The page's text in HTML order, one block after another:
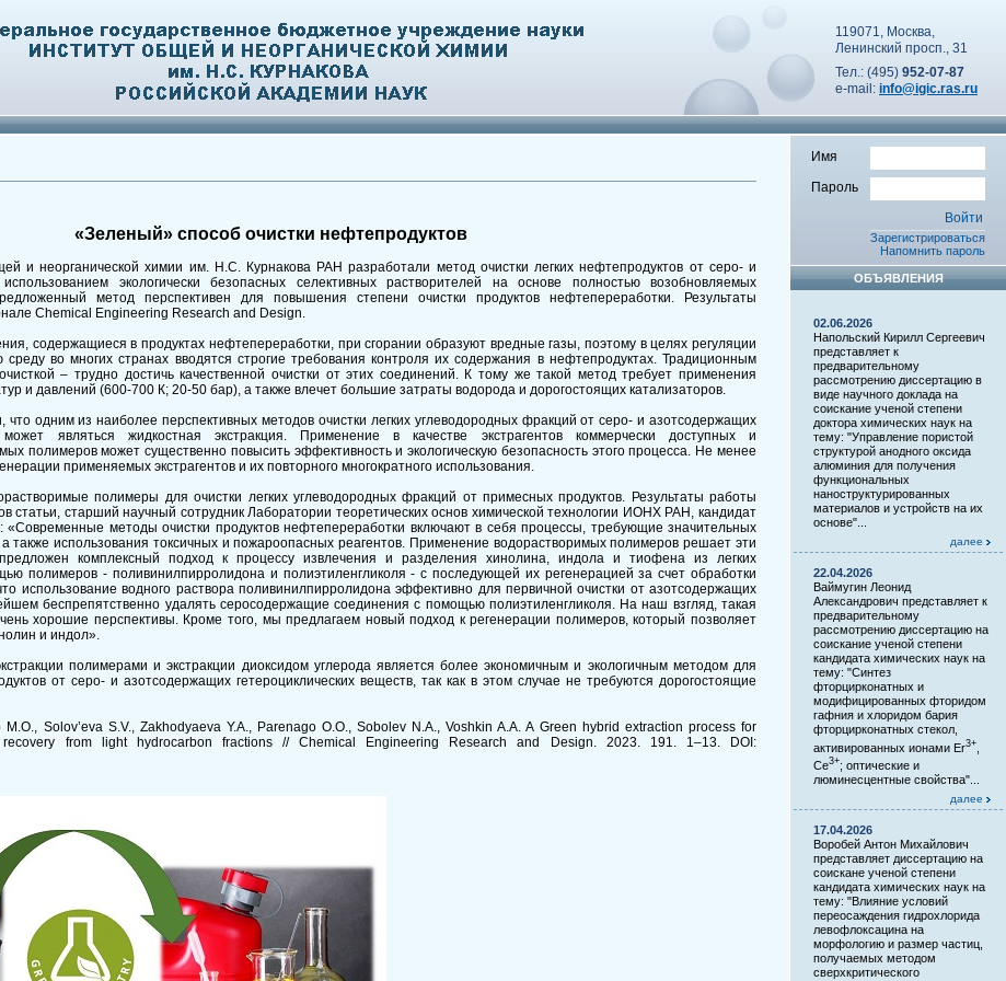
119071, Москва,
Ленинский просп., 31
Тел.: (495) 952-07-87
e-mail: info@igic.ras.ru
«Зеленый» способ очистки нефтепродуктов
и неорганической химии им. Н.С. Курнакова РАН разработали метод очистки легких нефтепродуктов от серо- и
экологически безопасных селективных растворителей на основе полностью возобновляемых
метод перспективен для повышения степени очистки продуктов нефтепереработки. Результаты
Chemical Engineering Research and Design.
содержащиеся в продуктах нефтепереработки, при сгорании образуют вредные газы, поэтому в целях регуляции
во многих странах вводятся строгие требования контроля их содержания в нефтепродуктах. Традиционным
– трудно достичь качественной очистки от этих соединений. К тому же такой метод требует применения
и давлений (600-700 К; 20-50 бар), а также влечет большие затраты водорода и дорогостоящих катализаторов.
что одним из наиболее перспективных методов очистки легких углеводородных фракций от серо- и азотсодержащих
может являться жидкостная экстракция. Применение в качестве экстрагентов коммерчески доступных и
полимеров может существенно повысить эффективность и экологическую безопасность этого процесса. Не менее
применяемых экстрагентов и их повторного многократного использования.
полимеры для очистки легких углеводородных фракций от примесных продуктов. Результаты работы
статьи, старший научный сотрудник Лаборатории теоретических основ химической технологии ИОНХ РАН, кандидат
«Современные методы очистки продуктов нефтепереработки включают в себя процессы, требующие значительных
а также использования токсичных и пожароопасных реагентов. Применение водорастворимых полимеров решает эти
комплексный подход к процессу извлечения и разделения хинолина, индола и тиофена из легких
полимеров - поливинилпирролидона и полиэтиленгликоля - с последующей их регенерацией за счет обработки
использование водного раствора поливинилпирролидона эффективно для первичной очистки от азотсодержащих
беспрепятственно удалять серосодержащие соединения с помощью полиэтиленгликоля. На наш взгляд, такая
хорошие перспективы. Кроме того, мы предлагаем новый подход к регенерации полимеров, который позволяет
и индол».
полимерами и экстракции диоксидом углерода является более экономичным и экологичным методом для
от серо- и азотсодержащих гетероциклических веществ, так как в этом случае не требуются дорогостоящие
M.O., Solov’eva S.V., Zakhodyaeva Y.A., Parenago O.O., Sobolev N.A., Voshkin A.A. A Green hybrid extraction process for
from light hydrocarbon fractions // Chemical Engineering Research and Design. 2023. 191. 1–13. DOI:
Имя
Пароль
Зарегистрироваться
Напомнить пароль
ОБЪЯВЛЕНИЯ
02.06.2026
Напольский Кирилл Сергеевич
представляет к
предварительному
рассмотрению диссертацию в
виде научного доклада на
соискание ученой степени
доктора химических наук на
тему: "Управление пористой
структурой анодного оксида
алюминия для получения
функциональных
наноструктурированных
материалов и устройств на их
основе"...
далее
22.04.2026
Ваймугин Леонид
Александрович представляет к
предварительному
рассмотрению диссертацию на
соискание ученой степени
кандидата химических наук на
тему: "Синтез
фторцирконатных и
модифицированных фторидом
гафния и хлоридом бария
фторцирконатных стекол,
активированных ионами Er3+
Ce3+; оптические и
люминесцентные свойства"...
далее
17.04.2026
Воробей Антон Михайлович
представляет диссертацию на
соискане ученой степени
кандидата химических наук на
тему: "Влияние условий
переосаждения гидрохлорида
левофлоксацина на
морфологию и размер частиц,
получаемых методом
сверхкритического